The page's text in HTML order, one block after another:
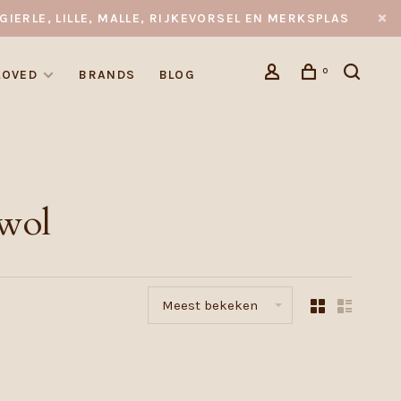
LILLE, MALLE, RIJKEVORSEL EN MERKSPLAS
BRANDS BLOG 0
Meest bekeken